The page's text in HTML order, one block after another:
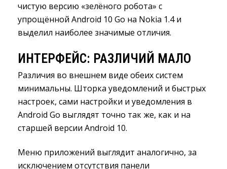
чистую версию «зелёного робота» с
упрощённой Android 10 Go на Nokia 1.4 и
выделил наиболее значимые отличия.
ИНТЕРФЕЙС: РАЗЛИЧИЙ МАЛО
Различия во внешнем виде обеих систем
минимальны. Шторка уведомлений и быстрых
настроек, сами настройки и уведомления в
Android Go выглядят точно так же, как и на
старшей версии Android 10.
Меню приложений выглядит аналогично, за
исключением отсутствия панели